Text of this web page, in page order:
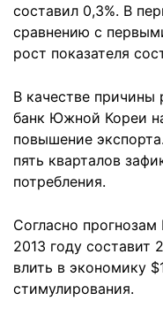
составил 0,3%. В
сравнению с
рост показателя
В качестве
банк Южной Кореи
повышение
пять кварталов
потребления.
Согласно
2013 году составит
влить в экономику
стимулирования.